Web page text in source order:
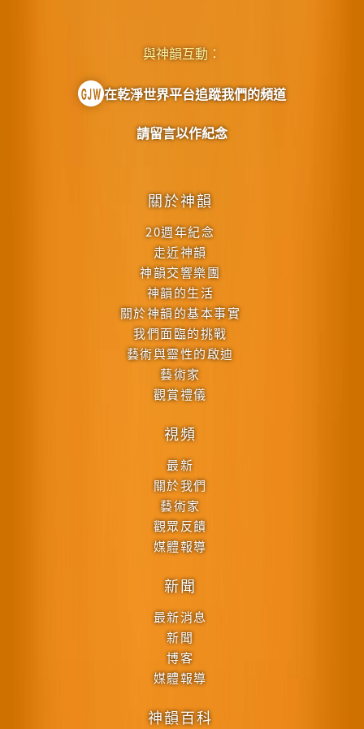
關於神韻
20週年紀念
走近神韻
神韻交響樂團
神韻的生活
關於神韻的基本事實
我們面臨的挑戰
藝術與靈性的啟迪
藝術家
觀賞禮儀
視頻
最新
關於我們
藝術家
觀眾反饋
媒體報導
新聞
最新消息
新聞
博客
媒體報導
神韻百科
與神韻互動：
在乾淨世界平台追蹤我們的頻道
請留言以作紀念